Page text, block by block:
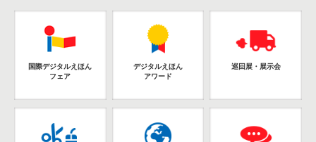
国際デジタルえほん
フェア
デジタルえほん
アワード
巡回展・展示会